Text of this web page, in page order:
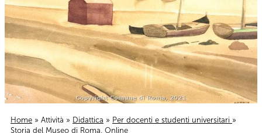
Home » Attività » Didattica » Per docenti e studenti universitari »
Storia del Museo di Roma. Online